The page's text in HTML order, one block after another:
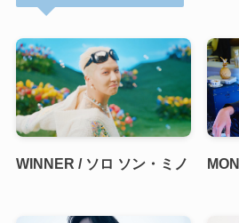
WINNER / ソロ ソン・ミノ